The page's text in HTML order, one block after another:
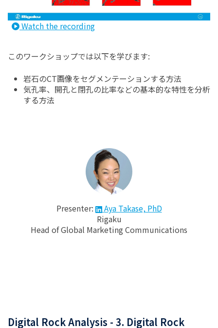
Watch the recording
このワークショップでは以下を学びます:
岩石のCT画像をセグメンテーションする方法
気孔率、開孔と閉孔の比率などの基本的な特性を分析
する方法
Presenter:
Aya Takase, PhD
Rigaku
Head of Global Marketing Communications
Digital Rock Analysis - 3. Digital Rock